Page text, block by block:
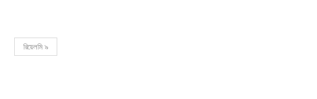
রিয়েলমি ৯